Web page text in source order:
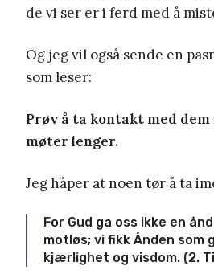
de vi ser er i ferd med å
Og jeg vil også sende en
som leser:
Prøv å ta kontakt med dem
møter lenger.
Jeg håper at noen tør å ta
For Gud ga oss ikke en
motløs; vi fikk Ånden som
kjærlighet og visdom. (2.